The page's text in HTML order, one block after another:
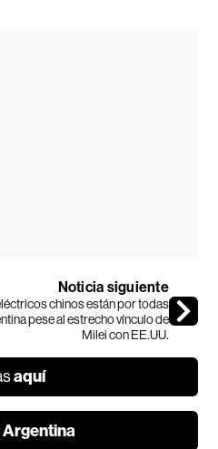
Noticia siguiente
chinos están por todas
pese al estrecho vínculo de
Milei con EE.UU.
aquí